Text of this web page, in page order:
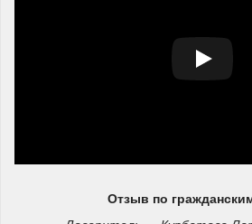
Отзыв по